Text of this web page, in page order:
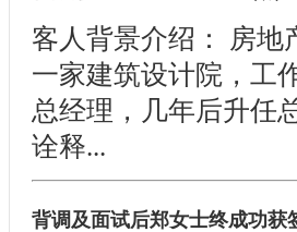
客人背景介绍： 房地
一家建筑设计院，工
总经理，几年后升任
诠释...
背调及面试后郑女士终成功获